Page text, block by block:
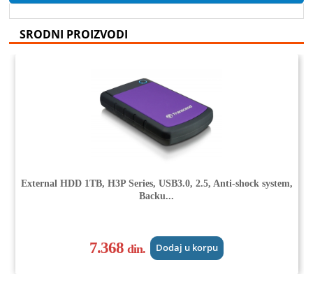
SRODNI PROIZVODI
External HDD 1TB, H3P Series, USB3.0, 2.5, Anti-shock system,
Backu...
7.368din. Dodaj u korpu